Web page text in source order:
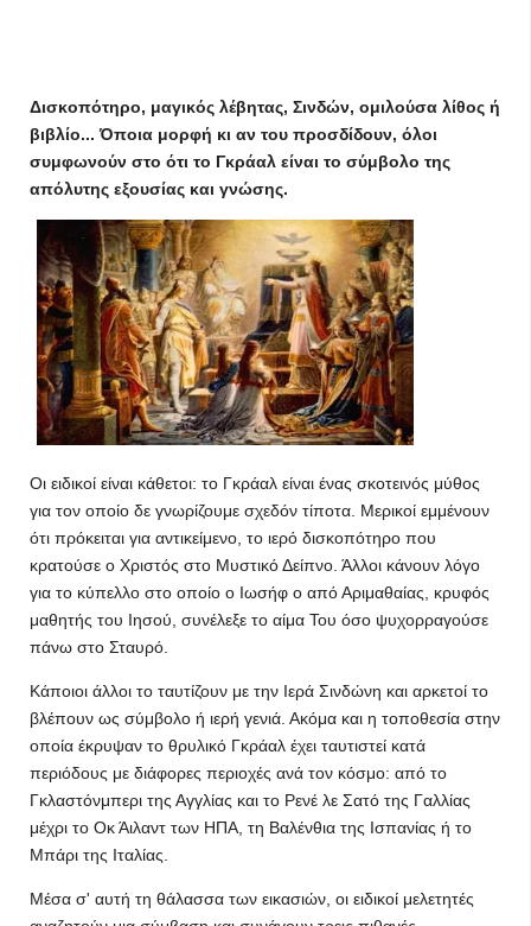
Δισκοπότηρο, μαγικός λέβητας, Σινδών, ομιλούσα λίθος ή
βιβλίο... Όποια μορφή κι αν του προσδίδουν, όλοι
συμφωνούν στο ότι το Γκράαλ είναι το σύμβολο της
απόλυτης εξουσίας και γνώσης.
Οι ειδικοί είναι κάθετοι: το Γκράαλ είναι ένας σκοτεινός μύθος
για τον οποίο δε γνωρίζουμε σχεδόν τίποτα. Μερικοί εμμένουν
ότι πρόκειται για αντικείμενο, το ιερό δισκοπότηρο που
κρατούσε ο Χριστός στο Μυστικό Δείπνο. Άλλοι κάνουν λόγο
για το κύπελλο στο οποίο ο Ιωσήφ ο από Αριμαθαίας, κρυφός
μαθητής του Ιησού, συνέλεξε το αίμα Του όσο ψυχορραγούσε
πάνω στο Σταυρό.
Κάποιοι άλλοι το ταυτίζουν με την Ιερά Σινδώνη και αρκετοί το
βλέπουν ως σύμβολο ή ιερή γενιά. Ακόμα και η τοποθεσία στην
οποία έκρυψαν το θρυλικό Γκράαλ έχει ταυτιστεί κατά
περιόδους με διάφορες περιοχές ανά τον κόσμο: από το
Γκλαστόνμπερι της Αγγλίας και το Ρενέ λε Σατό της Γαλλίας
μέχρι το Οκ Άιλαντ των ΗΠΑ, τη Βαλένθια της Ισπανίας ή το
Μπάρι της Ιταλίας.
Μέσα σ' αυτή τη θάλασσα των εικασιών, οι ειδικοί μελετητές